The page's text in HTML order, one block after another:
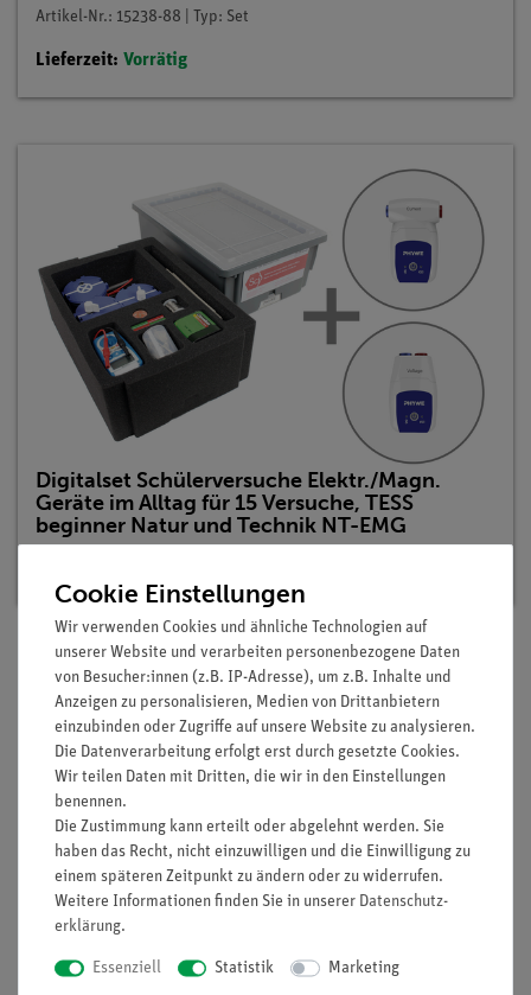
Artikel-Nr.: 15238-88 | Typ: Set
Lieferzeit: Vorrätig
Digitalset Schülerversuche Elektr./Magn.
Geräte im Alltag für 15 Versuche, TESS
beginner Natur und Technik NT-EMG
Beschreibung
Prinzip
Die Schülerinnen und Schüler untersuchen verschiedene
Festkörper sowie Flüssigkeiten auf ihre elektrische
Leitfähigkeit. Dabei beobachten sie, dass einige Materialien
den Strom leiten und andere nicht. Sie ziehen daraus den
Schluss, dass die elektrische Leitfähigkeit materialabhängig
Flüssigkeiten durch darin gelöste Stoffe leitend werden
Cookie Einstellungen
Wir verwenden Cookies und ähnliche Technologien auf
unserer Website und verarbeiten personenbezogene Daten
von Besucher:innen (z.B. IP-Adresse), um z.B. Inhalte und
Anzeigen zu personalisieren, Medien von Drittanbietern
einzubinden oder Zugriffe auf unsere Website zu analysieren.
Die Datenverarbeitung erfolgt erst durch gesetzte Cookies.
Wir teilen Daten mit Dritten, die wir in den Einstellungen
benennen.
Die Zustimmung kann erteilt oder abgelehnt werden. Sie
haben das Recht, nicht einzuwilligen und die Einwilligung zu
einem späteren Zeitpunkt zu ändern oder zu widerrufen.
Weitere Informationen finden Sie in unserer Daten­schutz­
erklärung.
Essenziell Statistik Marketing